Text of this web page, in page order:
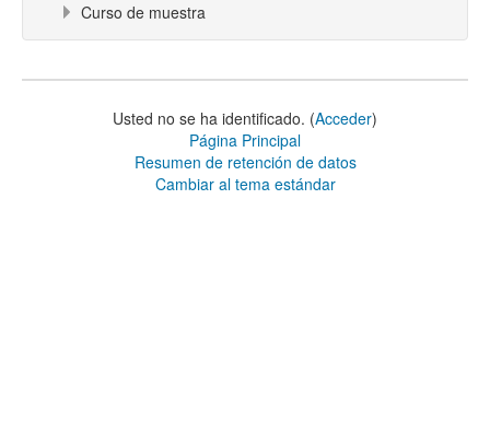
Curso de muestra
Usted no se ha identificado. (Acceder)
Página Principal
Resumen de retención de datos
Cambiar al tema estándar